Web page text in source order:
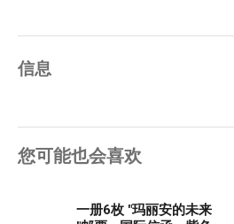
信息
您可能也会喜欢
一册6枚 "玛丽安的未来